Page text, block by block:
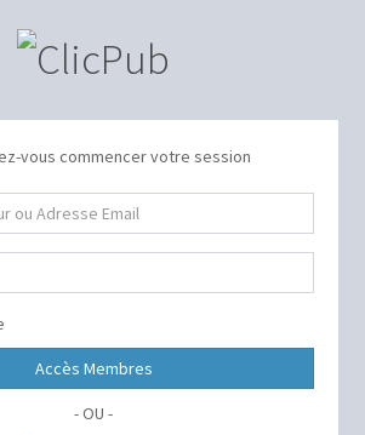
vous commencer votre session
Accès Membres
- OU -